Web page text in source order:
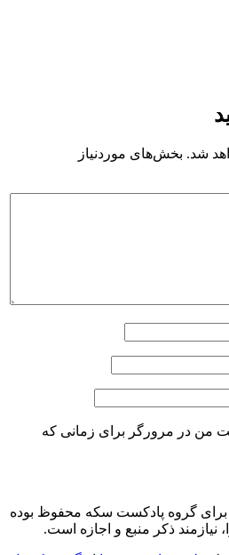
شد. بخش‌های موردنیاز
من در مرورگر برای زمانی که
گروه پادکست سکه محفوظ بوده
نیازمند ذکر منبع و اجازه است.